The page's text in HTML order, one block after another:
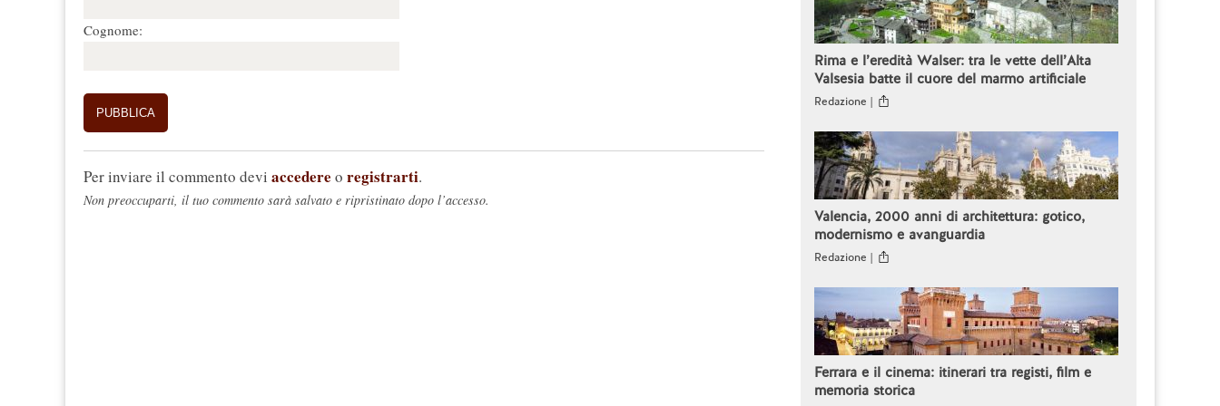
Cognome:
Per inviare il commento devi accedere o registrarti.
Non preoccuparti, il tuo commento sarà salvato e ripristinato dopo l’accesso.
Rima e l’eredità Walser: tra le vette dell’Alta
Valsesia batte il cuore del marmo artificiale
Redazione |
Valencia, 2000 anni di architettura: gotico,
modernismo e avanguardia
Redazione |
Ferrara e il cinema: itinerari tra registi, film e
memoria storica